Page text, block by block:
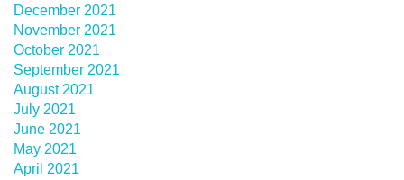
December 2021
November 2021
October 2021
September 2021
August 2021
July 2021
June 2021
May 2021
April 2021